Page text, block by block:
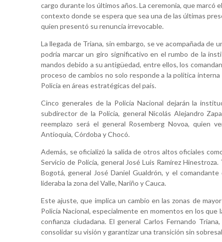
cargo durante los últimos años. La ceremonia, que marcó
contexto donde se espera que sea una de las últimas
quien presentó su renuncia irrevocable.
La llegada de Triana, sin embargo, se ve acompañada
podría marcar un giro significativo en el rumbo de la
mandos debido a su antigüedad, entre ellos, los
proceso de cambios no solo responde a la política
Policía en áreas estratégicas del país.
Cinco generales de la Policía Nacional dejarán la
subdirector de la Policía, general Nicolás Alejandro
reemplazo será el general Rosemberg Novoa, quien
Antioquia, Córdoba y Chocó.
Además, se oficializó la salida de otros altos oficiales
Servicio de Policía, general José Luis Ramírez
Bogotá, general José Daniel Gualdrón, y el
lideraba la zona del Valle, Nariño y Cauca.
Este ajuste, que implica un cambio en las zonas de
Policía Nacional, especialmente en momentos en los
confianza ciudadana. El general Carlos Fernando
consolidar su visión y garantizar una transición sin